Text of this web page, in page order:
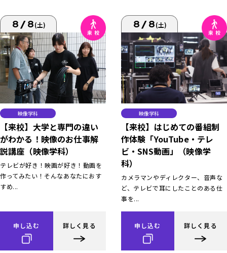
8/8(土)
映像学科
【来校】大学と専門の違い
がわかる！映像のお仕事解
説講座（映像学科）
テレビが好き！映画が好き！動画を
作ってみたい！そんなあなたにおす
すめ...
申し込む 詳しく見る
8/8(土)
映像学科
【来校】はじめての番組制
作体験「YouTube・テレ
ビ・SNS動画」（映像学
科）
カメラマンやディレクター、音声な
ど、テレビで耳にしたことのある仕
事を...
申し込む 詳しく見る